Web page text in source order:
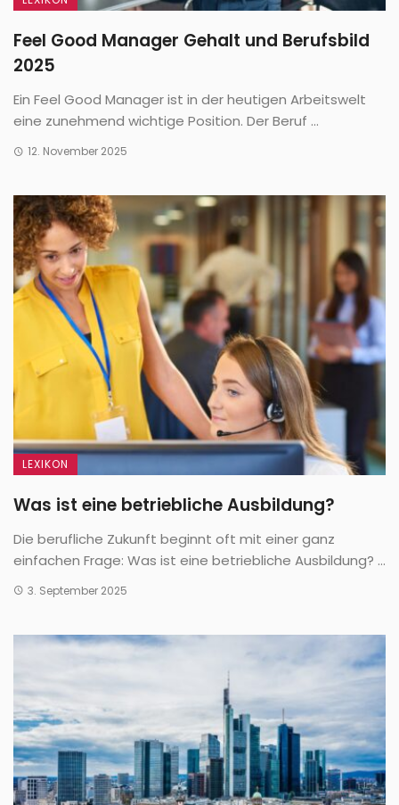
Feel Good Manager Gehalt und Berufsbild
2025
Ein Feel Good Manager ist in der heutigen Arbeitswelt
eine zunehmend wichtige Position. Der Beruf ...
12. November 2025
LEXIKON
Was ist eine betriebliche Ausbildung?
Die berufliche Zukunft beginnt oft mit einer ganz
einfachen Frage: Was ist eine betriebliche Ausbildung? ...
3. September 2025